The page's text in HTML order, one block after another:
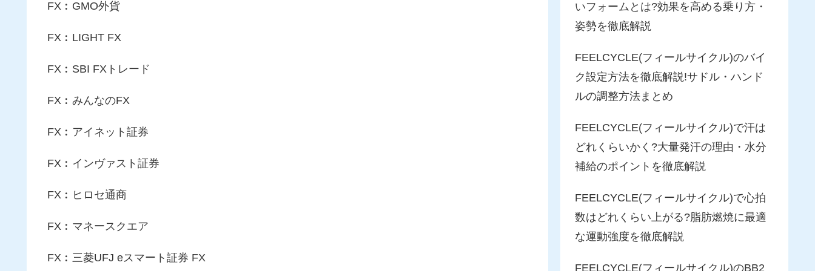
FX︰GMO外貨
FX︰LIGHT FX
FX︰SBI FXトレード
FX︰みんなのFX
FX︰アイネット証券
FX︰インヴァスト証券
FX︰ヒロセ通商
FX︰マネースクエア
FX︰三菱UFJ eスマート証券 FX
いフォームとは?効果を高める乗り方・
姿勢を徹底解説
FEELCYCLE(フィールサイクル)のバイ
ク設定方法を徹底解説!サドル・ハンド
ルの調整方法まとめ
FEELCYCLE(フィールサイクル)で汗は
どれくらいかく?大量発汗の理由・水分
補給のポイントを徹底解説
FEELCYCLE(フィールサイクル)で心拍
数はどれくらい上がる?脂肪燃焼に最適
な運動強度を徹底解説
FEELCYCLE(フィールサイクル)のBB2